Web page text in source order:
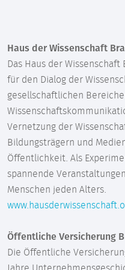
Haus der Wissenschaft
Das Haus der
für den Dialog der
gesellschaftlichen
Vernetzung der
Bildungsträgern und
Öffentlichkeit. Als
spannende
Menschen jeden Alters.
Öffentliche Versicherung
Die Öffentliche